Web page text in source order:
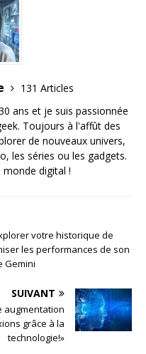
131 Articles
ans et je suis passionnée
Toujours à l'affût des
de nouveaux univers,
les séries ou les gadgets.
digital !
votre historique de
les performances de son
Gemini
SUIVANT
augmentation
grâce à la
technologie!»